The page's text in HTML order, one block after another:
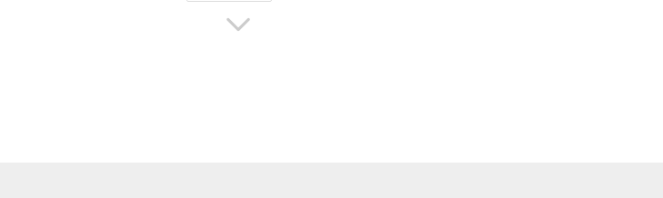
Stromaggregate 220V/400V